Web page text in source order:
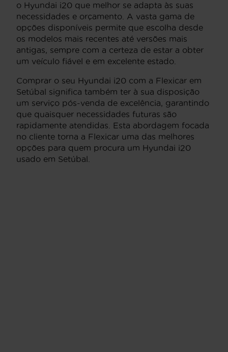
o Hyundai i20 que melhor se adapta às suas
necessidades e orçamento. A vasta gama de
opções disponíveis permite que escolha desde
os modelos mais recentes até versões mais
antigas, sempre com a certeza de estar a obter
um veículo fiável e em excelente estado.
Comprar o seu Hyundai i20 com a Flexicar em
Setúbal significa também ter à sua disposição
um serviço pós-venda de excelência, garantindo
que quaisquer necessidades futuras são
rapidamente atendidas. Esta abordagem focada
no cliente torna a Flexicar uma das melhores
opções para quem procura um Hyundai i20
usado em Setúbal.